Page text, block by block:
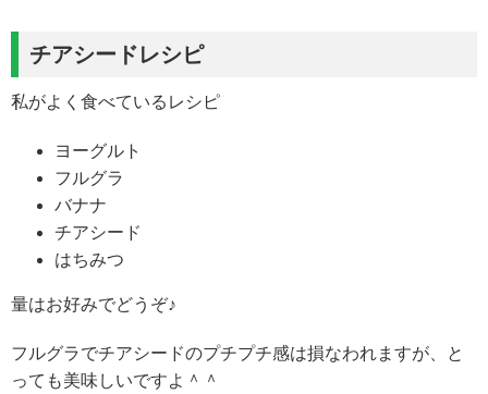
チアシードレシピ
私がよく食べているレシピ
ヨーグルト
フルグラ
バナナ
チアシード
はちみつ
量はお好みでどうぞ♪
フルグラでチアシードのプチプチ感は損なわれますが、と
っても美味しいですよ＾＾